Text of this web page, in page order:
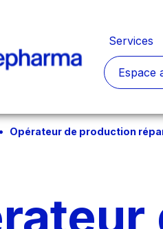
Services
Espace
Opérateur de production